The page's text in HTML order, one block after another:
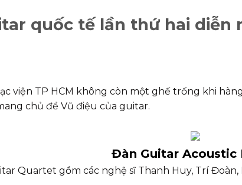
quốc tế lần thứ hai diễn
viện TP HCM không còn một ghế trống khi
chủ đề Vũ điệu của guitar.
Đàn Guitar Acoustic
Quartet gồm các nghệ sĩ Thanh Huy, Trí Đoàn,